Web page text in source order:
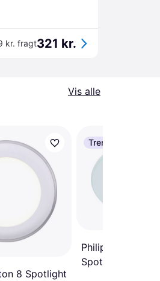
kr. fragt321 kr.
Vis alle
8 Spotlight
Trender
Philips DIVE
Spotlight